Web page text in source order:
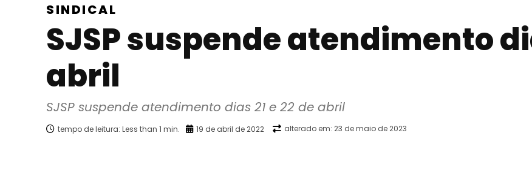
SINDICAL
SJSP suspende atendimento
abril
SJSP suspende atendimento dias 21 e 22 de abril
tempo de leitura: Less than 1 min. 19 de abril de 2022 alterado em: 23 de maio de 2023